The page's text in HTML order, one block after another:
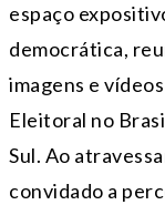
espaço
democrática,
imagens e
Eleitoral no
Sul. Ao
convidado a